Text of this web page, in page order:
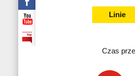
Linie
Czas